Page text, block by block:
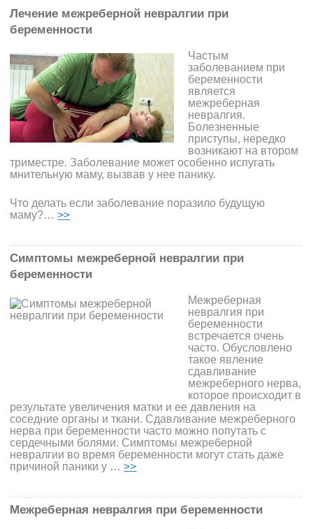
Лечение межреберной невралгии при
беременности
Частым
заболеванием при
беременности
является
межреберная
невралгия.
Болезненные
приступы, нередко
возникают на втором
триместре. Заболевание может особенно испугать
мнительную маму, вызвав у нее панику.
Что делать если заболевание поразило будущую
маму?…>>
Симптомы межреберной невралгии при
беременности
Межреберная
невралгия при
беременности
встречается очень
часто. Обусловлено
такое явление
сдавливание
межреберного нерва,
которое происходит в
результате увеличения матки и ее давления на
соседние органы и ткани. Сдавливание межреберного
нерва при беременности часто можно попутать с
сердечными болями. Симптомы межреберной
невралгии во время беременности могут стать даже
причиной паники у …>>
Межреберная невралгия при беременности